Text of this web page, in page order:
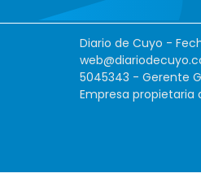
Diario de Cuyo -
5045343 - Gerente
Empresa propietaria